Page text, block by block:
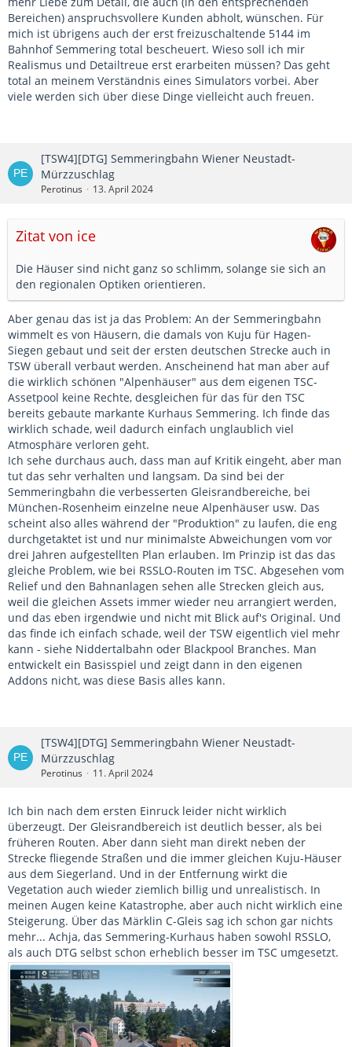
Bereichen) anspruchsvollere Kunden abholt, wünschen. Für
mich ist übrigens auch der erst freizuschaltende 5144 im
Bahnhof Semmering total bescheuert. Wieso soll ich mir
Realismus und Detailtreue erst erarbeiten müssen? Das geht
total an meinem Verständnis eines Simulators vorbei. Aber
viele werden sich über diese Dinge vielleicht auch freuen.
[TSW4][DTG] Semmeringbahn Wiener Neustadt-
Mürzzuschlag
Perotinus 13. April 2024
Zitat von ice
Die Häuser sind nicht ganz so schlimm, solange sie sich an
den regionalen Optiken orientieren.
Aber genau das ist ja das Problem: An der Semmeringbahn
wimmelt es von Häusern, die damals von Kuju für Hagen-
Siegen gebaut und seit der ersten deutschen Strecke auch in
TSW überall verbaut werden. Anscheinend hat man aber auf
die wirklich schönen "Alpenhäuser" aus dem eigenen TSC-
Assetpool keine Rechte, desgleichen für das für den TSC
bereits gebaute markante Kurhaus Semmering. Ich finde das
wirklich schade, weil dadurch einfach unglaublich viel
Atmosphäre verloren geht.
Ich sehe durchaus auch, dass man auf Kritik eingeht, aber man
tut das sehr verhalten und langsam. Da sind bei der
Semmeringbahn die verbesserten Gleisrandbereiche, bei
München-Rosenheim einzelne neue Alpenhäuser usw. Das
scheint also alles während der "Produktion" zu laufen, die eng
durchgetaktet ist und nur minimalste Abweichungen vom vor
drei Jahren aufgestellten Plan erlauben. Im Prinzip ist das das
gleiche Problem, wie bei RSSLO-Routen im TSC. Abgesehen vom
Relief und den Bahnanlagen sehen alle Strecken gleich aus,
weil die gleichen Assets immer wieder neu arrangiert werden,
und das eben irgendwie und nicht mit Blick auf's Original. Und
das finde ich einfach schade, weil der TSW eigentlich viel mehr
kann - siehe Niddertalbahn oder Blackpool Branches. Man
entwickelt ein Basisspiel und zeigt dann in den eigenen
Addons nicht, was diese Basis alles kann.
[TSW4][DTG] Semmeringbahn Wiener Neustadt-
Mürzzuschlag
Perotinus 11. April 2024
Ich bin nach dem ersten Einruck leider nicht wirklich
überzeugt. Der Gleisrandbereich ist deutlich besser, als bei
früheren Routen. Aber dann sieht man direkt neben der
Strecke fliegende Straßen und die immer gleichen Kuju-Häuser
aus dem Siegerland. Und in der Entfernung wirkt die
Vegetation auch wieder ziemlich billig und unrealistisch. In
meinen Augen keine Katastrophe, aber auch nicht wirklich eine
Steigerung. Über das Märklin C-Gleis sag ich schon gar nichts
mehr... Achja, das Semmering-Kurhaus haben sowohl RSSLO,
als auch DTG selbst schon erheblich besser im TSC umgesetzt.